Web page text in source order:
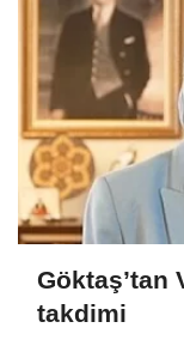
Göktaş’tan
takdimi